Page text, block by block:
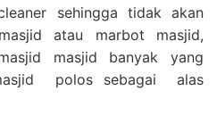
sehingga tidak akan
atau marbot masjid,
masjid banyak yang
polos sebagai alas